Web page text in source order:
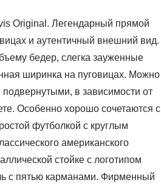
Original. Легендарный прямой
и аутентичный внешний вид.
бедер, слегка зауженные
ширинка на пуговицах. Можно
в зависимости от
Особенно хорошо сочетаются с
футболкой с круглым
американского
стойке с логотипом
с пятью карманами. Фирменный